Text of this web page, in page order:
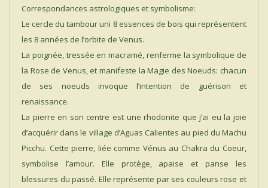
Correspondances astrologiques et symbolisme:
Le cercle du tambour uni 8 essences de bois qui représentent
les 8 années de l’orbite de Venus.
La poignée, tressée en macramé, renferme la symbolique de
la Rose de Venus, et manifeste la Magie des Noeuds: chacun
de ses noeuds invoque l’intention de guérison et
renaissance.
La pierre en son centre est une rhodonite que j’ai eu la joie
d’acquérir dans le village d’Aguas Calientes au pied du Machu
Picchu. Cette pierre, liée comme Vénus au Chakra du Coeur,
symbolise l’amour. Elle protège, apaise et panse les
blessures du passé. Elle représente par ses couleurs rose et